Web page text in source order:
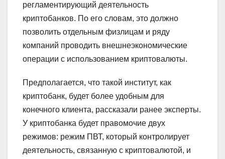
регламентирующий деятельность
криптобанков. По его словам, это должно
позволить отдельным физлицам и ряду
компаний проводить внешнеэкономические
операции с использованием криптовалюты.
Предполагается, что такой институт, как
криптобанк, будет более удобным для
конечного клиента, рассказали ранее эксперты.
У криптобанка будет правомочие двух
режимов: режим ПВТ, который контролирует
деятельность, связанную с криптовалютой, и